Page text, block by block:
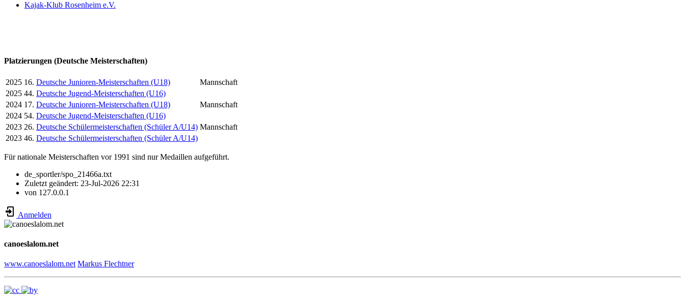
Kajak-Klub Rosenheim e.V.
Platzierungen (Deutsche Meisterschaften)
2025 16. Deutsche Junioren-Meisterschaften (U18)
Mannschaft
2025 44. Deutsche Jugend-Meisterschaften (U16)
2024 17. Deutsche Junioren-Meisterschaften (U18)
Mannschaft
2024 54. Deutsche Jugend-Meisterschaften (U16)
2023 26. Deutsche Schülermeisterschaften (Schüler A/U14) Mannschaft
2023 46. Deutsche Schülermeisterschaften (Schüler A/U14)
Für nationale Meisterschaften vor 1991 sind nur Medaillen aufgeführt.
de_sportler/spo_21466a.txt
Zuletzt geändert: 23-Jul-2026 22:31
von 127.0.0.1
Anmelden
canoeslalom.net
www.canoeslalom.net Markus Flechtner